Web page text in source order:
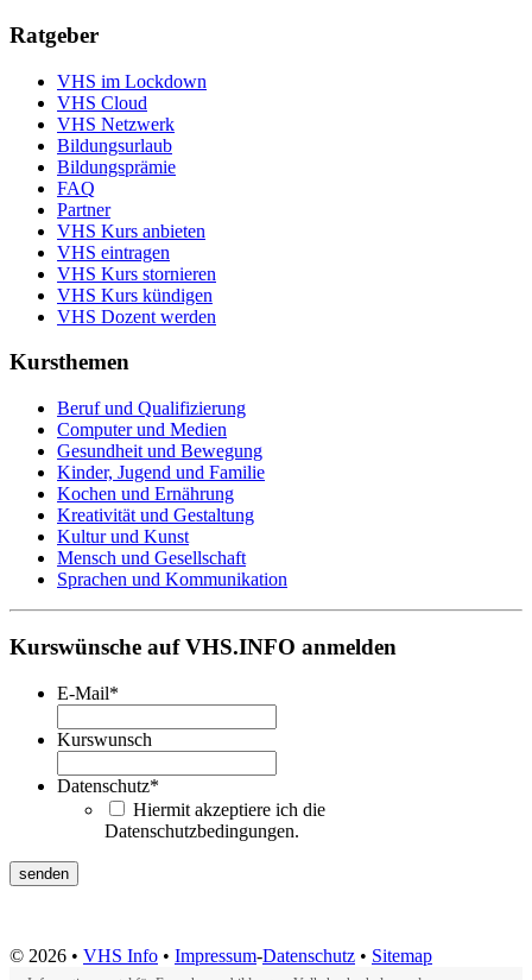
Ratgeber
VHS im Lockdown
VHS Cloud
VHS Netzwerk
Bildungsurlaub
Bildungsprämie
FAQ
Partner
VHS Kurs anbieten
VHS eintragen
VHS Kurs stornieren
VHS Kurs kündigen
VHS Dozent werden
Kursthemen
Beruf und Qualifizierung
Computer und Medien
Gesundheit und Bewegung
Kinder, Jugend und Familie
Kochen und Ernährung
Kreativität und Gestaltung
Kultur und Kunst
Mensch und Gesellschaft
Sprachen und Kommunikation
Kurswünsche auf VHS.INFO anmelden
E-Mail*
Kurswunsch
Datenschutz*
Hiermit akzeptiere ich die
Datenschutzbedingungen.
© 2026 • VHS Info • Impressum-Datenschutz • Sitemap